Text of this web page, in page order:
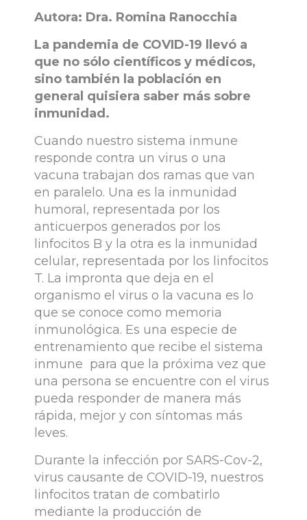
Autora: Dra. Romina Ranocchia
La pandemia de COVID-19 llevó a
que no sólo científicos y médicos,
sino también la población en
general quisiera saber más sobre
inmunidad.
Cuando nuestro sistema inmune
responde contra un virus o una
vacuna trabajan dos ramas que van
en paralelo. Una es la inmunidad
humoral, representada por los
anticuerpos generados por los
linfocitos B y la otra es la inmunidad
celular, representada por los linfocitos
T. La impronta que deja en el
organismo el virus o la vacuna es lo
que se conoce como memoria
inmunológica. Es una especie de
entrenamiento que recibe el sistema
inmune para que la próxima vez que
una persona se encuentre con el virus
pueda responder de manera más
rápida, mejor y con síntomas más
leves.
Durante la infección por SARS-Cov-2,
virus causante de COVID-19, nuestros
linfocitos tratan de combatirlo
mediante la producción de